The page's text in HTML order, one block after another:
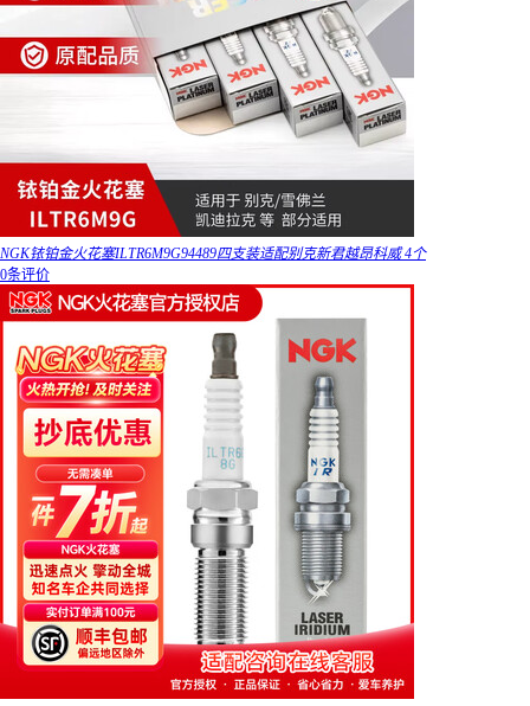
NGK铱铂金火花塞ILTR6M9G94489四支装适配别克新君越昂科威 4个
0条评价